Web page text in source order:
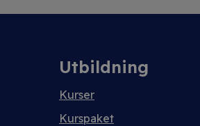
Utbildning
Kurser
Kurspaket